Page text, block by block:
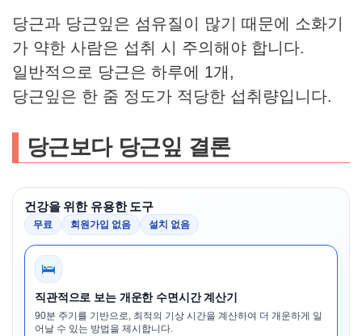
당근과 당근잎은 섬유질이 많기 때문에 소화기
가 약한 사람은 섭취 시 주의해야 합니다.
일반적으로 당근은 하루에 1개,
당근잎은 한 줌 정도가 적당한 섭취량입니다.
당근보다 당근잎 결론
건강을 위한 유용한 도구
무료 회원가입 없음 설치 없음
🛌
직관적으로 보는 개운한 수면시간 계산기
90분 주기를 기반으로, 최적의 기상 시간을 계산하여 더 개운하게 일
어날 수 있는 방법을 제시합니다.